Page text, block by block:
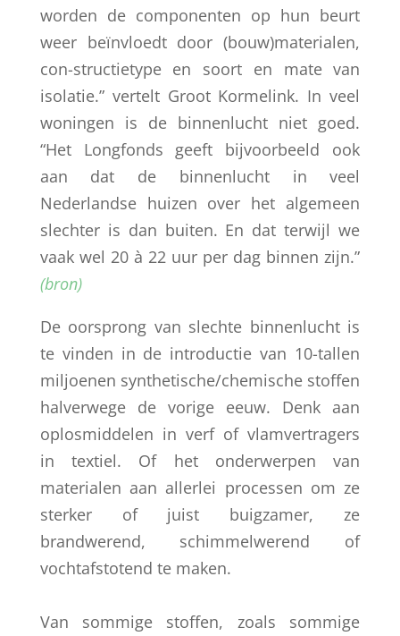
worden de componenten op hun beurt
weer beïnvloedt door (bouw)materialen,
con-structietype en soort en mate van
isolatie.” vertelt Groot Kormelink. In veel
woningen is de binnenlucht niet goed.
“Het Longfonds geeft bijvoorbeeld ook
aan dat de binnenlucht in veel
Nederlandse huizen over het algemeen
slechter is dan buiten. En dat terwijl we
vaak wel 20 à 22 uur per dag binnen zijn.”
(bron)
De oorsprong van slechte binnenlucht is
te vinden in de introductie van 10-tallen
miljoenen synthetische/chemische stoffen
halverwege de vorige eeuw. Denk aan
oplosmiddelen in verf of vlamvertragers
in textiel. Of het onderwerpen van
materialen aan allerlei processen om ze
sterker of juist buigzamer, ze
brandwerend, schimmelwerend of
vochtafstotend te maken.
Van sommige stoffen, zoals sommige